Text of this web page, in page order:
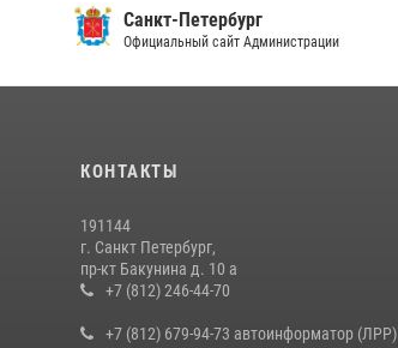
Санкт-Петербург
Официальный сайт Администрации
КОНТАКТЫ
191144
г. Санкт Петербург,
пр-кт Бакунина д. 10 а
+7 (812) 246-44-70
+7 (812) 679-94-73 автоинформатор (ЛРР)